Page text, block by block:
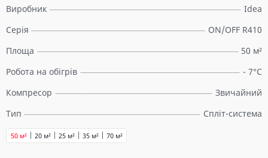
Виробник
Idea
Серія
ON/OFF R410
Площа
50 м²
Робота на обігрів
- 7°C
Компресор
Звичайний
Тип
Спліт-система
20 м² 25 м² 35 м²
50 м² 70 м²